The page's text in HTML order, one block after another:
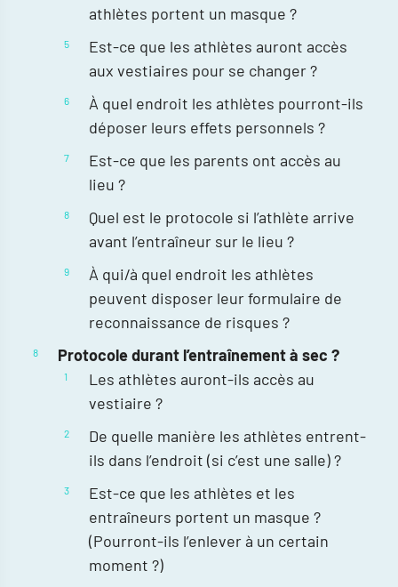
athlètes portent un masque ?
Est-ce que les athlètes auront accès
aux vestiaires pour se changer ?
À quel endroit les athlètes pourront-ils
déposer leurs effets personnels ?
Est-ce que les parents ont accès au
lieu ?
Quel est le protocole si l’athlète arrive
avant l’entraîneur sur le lieu ?
À qui/à quel endroit les athlètes
peuvent disposer leur formulaire de
reconnaissance de risques ?
Protocole durant l’entraînement à sec ?
Les athlètes auront-ils accès au
vestiaire ?
De quelle manière les athlètes entrent-
ils dans l’endroit (si c’est une salle) ?
Est-ce que les athlètes et les
entraîneurs portent un masque ?
(Pourront-ils l’enlever à un certain
moment ?)